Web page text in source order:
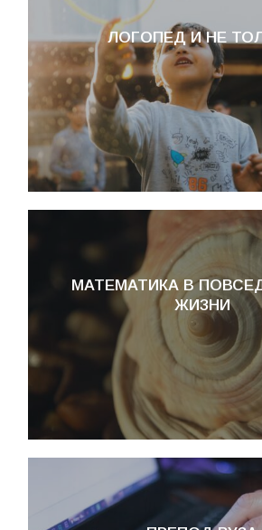
ЛОГОПЕД И НЕ
МАТЕМАТИКА В
ЖИЗНИ